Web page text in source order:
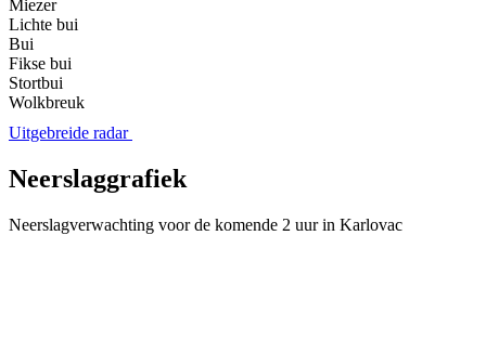
Miezer
Lichte bui
Bui
Fikse bui
Stortbui
Wolkbreuk
Uitgebreide radar
Neerslaggrafiek
Neerslagverwachting voor de komende 2 uur in Karlovac